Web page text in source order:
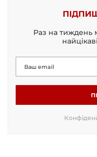
Раз на тиждень